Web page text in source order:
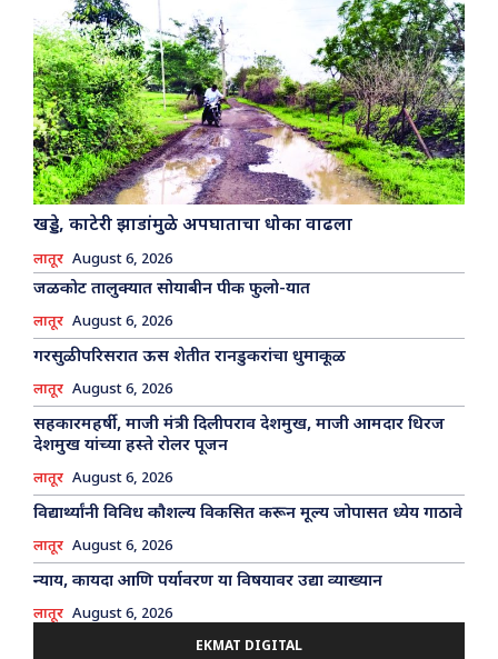
खड्डे, काटेरी झाडांमुळे अपघाताचा धोका वाढला
लातूर August 6, 2026
जळकोट तालुक्यात सोयाबीन पीक फुलो-यात
लातूर August 6, 2026
गरसुळी परिसरात ऊस शेतीत रानडुकरांचा धुमाकूळ
लातूर August 6, 2026
सहकारमहर्षी, माजी मंत्री दिलीपराव देशमुख, माजी आमदार धिरज
देशमुख यांच्या हस्ते रोलर पूजन
लातूर August 6, 2026
विद्यार्थ्यांनी विविध कौशल्य विकसित करून मूल्य जोपासत ध्येय गाठावे
लातूर August 6, 2026
न्याय, कायदा आणि पर्यावरण या विषयावर उद्या व्याख्यान
लातूर August 6, 2026
EKMAT DIGITAL